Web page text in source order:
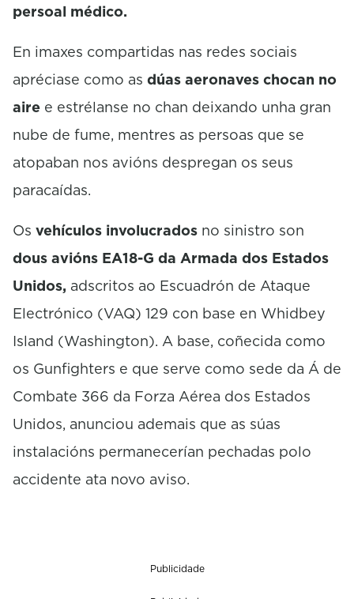
persoal médico.
En imaxes compartidas nas redes sociais
apréciase como as dúas aeronaves chocan no
aire e estrélanse no chan deixando unha gran
nube de fume, mentres as persoas que se
atopaban nos avións despregan os seus
paracaídas.
Os vehículos involucrados no sinistro son
dous avións EA18-G da Armada dos Estados
Unidos, adscritos ao Escuadrón de Ataque
Electrónico (VAQ) 129 con base en Whidbey
Island (Washington). A base, coñecida como
os Gunfighters e que serve como sede da Á de
Combate 366 da Forza Aérea dos Estados
Unidos, anunciou ademais que as súas
instalacións permanecerían pechadas polo
accidente ata novo aviso.
Publicidade